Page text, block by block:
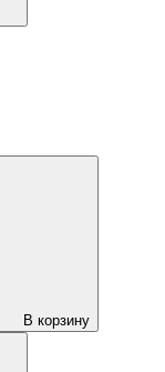
В корзину